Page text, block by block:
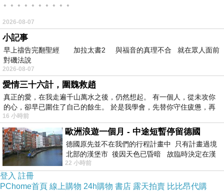
。。。。。。。。。。
2026-08-07
小記事
早上禱告完翻聖經 加拉太書2 與福音的真理不合 就在眾人面前
對磯法說
2026-08-07
愛情三十六計，圍魏救趙
真正的愛，在我走遍千山萬水之後，仍然想起。 有一個人，從未攻你
的心，卻早已圍住了自己的餘生。 於是我學會，先替你守住疲憊，再
16 小時前
歐洲浪遊一個月 - 中途短暫停留德國
德國原先並不在我們的行程計畫中 只有計畫過境
北部的漢堡市 後因天色已昏暗 故臨時決定在漢
堡市吃晚餐和過夜
22 小時前
登入 註冊
PChome首頁 線上購物 24h購物 書店 露天拍賣 比比昂代購